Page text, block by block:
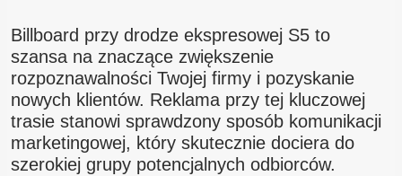
Billboard przy drodze ekspresowej S5 to
szansa na znaczące zwiększenie
rozpoznawalności Twojej firmy i pozyskanie
nowych klientów. Reklama przy tej kluczowej
trasie stanowi sprawdzony sposób komunikacji
marketingowej, który skutecznie dociera do
szerokiej grupy potencjalnych odbiorców.